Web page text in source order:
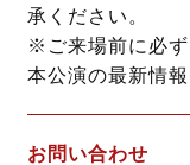
承ください。
※ご来場前に必ず
本公演の最新情
お問い合わせ